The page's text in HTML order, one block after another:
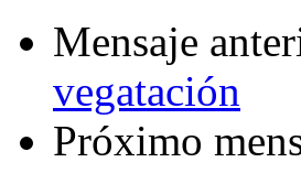
Mensaje
vegatación
Próximo